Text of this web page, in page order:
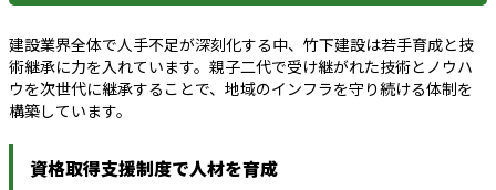
建設業界全体で人手不足が深刻化する中、竹下建設は若手育成と技
術継承に力を入れています。親子二代で受け継がれた技術とノウハ
ウを次世代に継承することで、地域のインフラを守り続ける体制を
構築しています。
資格取得支援制度で人材を育成